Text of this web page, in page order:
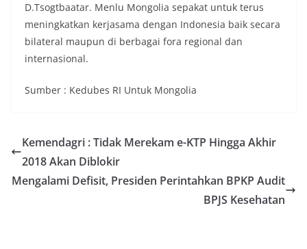
D.Tsogtbaatar. Menlu Mongolia sepakat untuk terus
meningkatkan kerjasama dengan Indonesia baik secara
bilateral maupun di berbagai fora regional dan
internasional.
Sumber : Kedubes RI Untuk Mongolia
Kemendagri : Tidak Merekam e-KTP Hingga Akhir
2018 Akan Diblokir
Mengalami Defisit, Presiden Perintahkan BPKP Audit
BPJS Kesehatan